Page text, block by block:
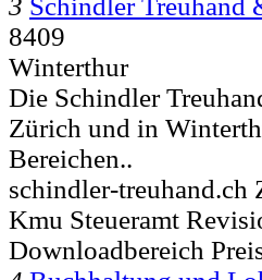
3 Schindler Treuhand
8409
Winterthur
Die Schindler
Zürich und in
Bereichen..
schindler-
Kmu Steueramt
Downloadbereich